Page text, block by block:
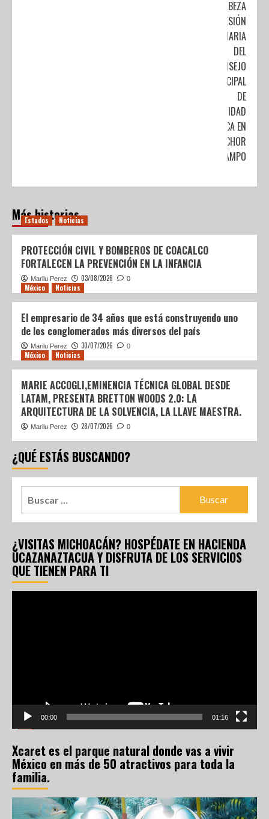
ENCABEZA
SESIÓN
ORDINARIA
DEL
CONSEJO
MUNICIPAL
DE
SEGURIDAD
PÚBLICA EN
MELCHOR
OCAMPO
Más historias
Estados Noticias
PROTECCIÓN CIVIL Y BOMBEROS DE COACALCO
FORTALECEN LA PREVENCIÓN EN LA INFANCIA
Marilu Perez 03/08/2026 0
México Noticias
El empresario de 34 años que está construyendo uno
de los conglomerados más diversos del país
Marilu Perez 30/07/2026 0
México Noticias
MARIE ACCOGLI,EMINENCIA TÉCNICA GLOBAL DESDE
LATAM, PRESENTA BRETTON WOODS 2.0: LA
ARQUITECTURA DE LA SOLVENCIA, LA LLAVE MAESTRA.
Marilu Perez 28/07/2026 0
¿QUÉ ESTÁS BUSCANDO?
¿VISITAS MICHOACÁN? HOSPÉDATE EN HACIENDA
UCAZANAZTACUA Y DISFRUTA DE LOS SERVICIOS
QUE TIENEN PARA TI
00:00 01:16
Xcaret es el parque natural donde vas a vivir
México en más de 50 atractivos para toda la
familia.